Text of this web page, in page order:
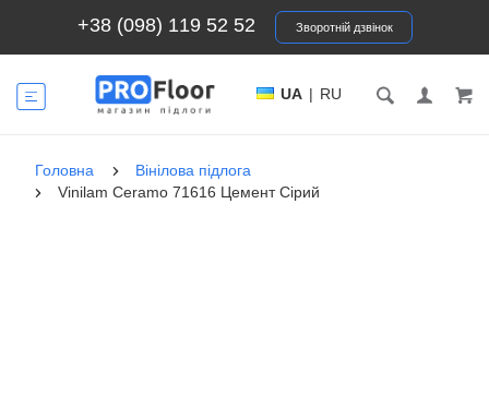
+38 (098) 119 52 52 Зворотній дзвінок
UA | RU
Головна
Вінілова підлога
Vinilam Ceramo 71616 Цемент Сірий